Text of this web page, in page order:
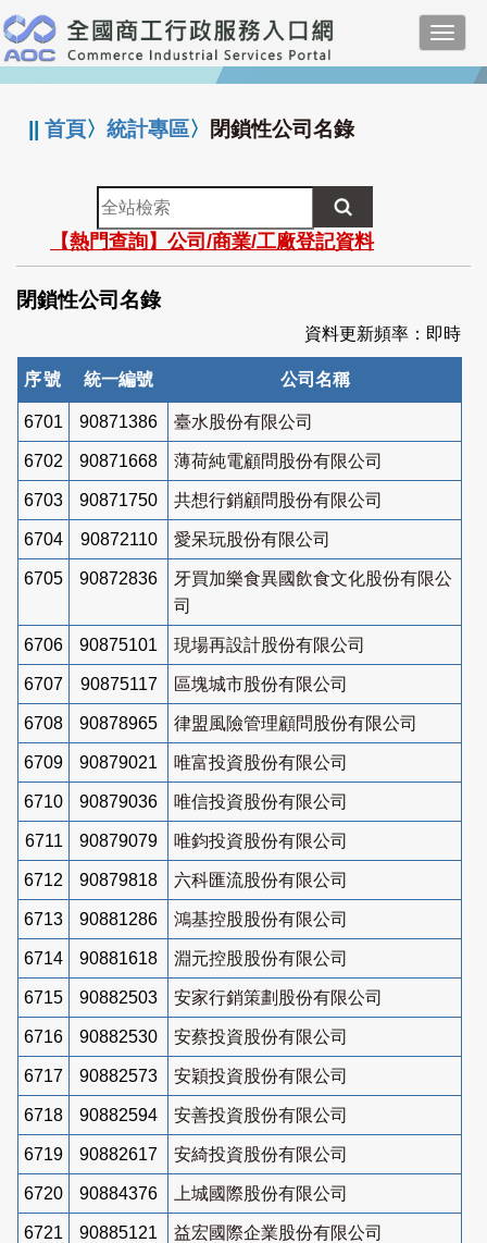
跳
到
主
要
:::
||首頁〉統計專區〉 閉鎖性公司名錄
全
站
檢
索
【熱門查詢】公司/商業/工廠登記資料
閉鎖性公司名錄
資料更新頻率：即時
序號 統一編號 公司名稱
6701 90871386 臺水股份有限公司
6702 90871668 薄荷純電顧問股份有限公司
6703 90871750 共想行銷顧問股份有限公司
6704 90872110 愛呆玩股份有限公司
6705 90872836
牙買加樂食異國飲食文化股份有限公
司
6706 90875101 現場再設計股份有限公司
6707 90875117 區塊城市股份有限公司
6708 90878965 律盟風險管理顧問股份有限公司
6709 90879021 唯富投資股份有限公司
6710 90879036 唯信投資股份有限公司
6711 90879079 唯鈞投資股份有限公司
6712 90879818 六科匯流股份有限公司
6713 90881286 鴻基控股股份有限公司
6714 90881618 淵元控股股份有限公司
6715 90882503 安家行銷策劃股份有限公司
6716 90882530 安蔡投資股份有限公司
6717 90882573 安穎投資股份有限公司
6718 90882594 安善投資股份有限公司
6719 90882617 安綺投資股份有限公司
6720 90884376 上城國際股份有限公司
6721 90885121 益宏國際企業股份有限公司